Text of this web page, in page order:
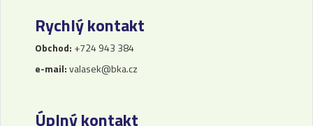
Rychlý kontakt
Obchod: +724 943 384
e-mail:valasek@bka.cz
Úplný kontakt